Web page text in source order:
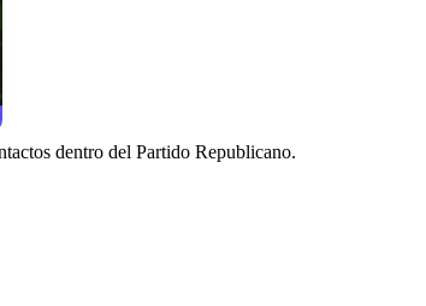
dentro del Partido Republicano.